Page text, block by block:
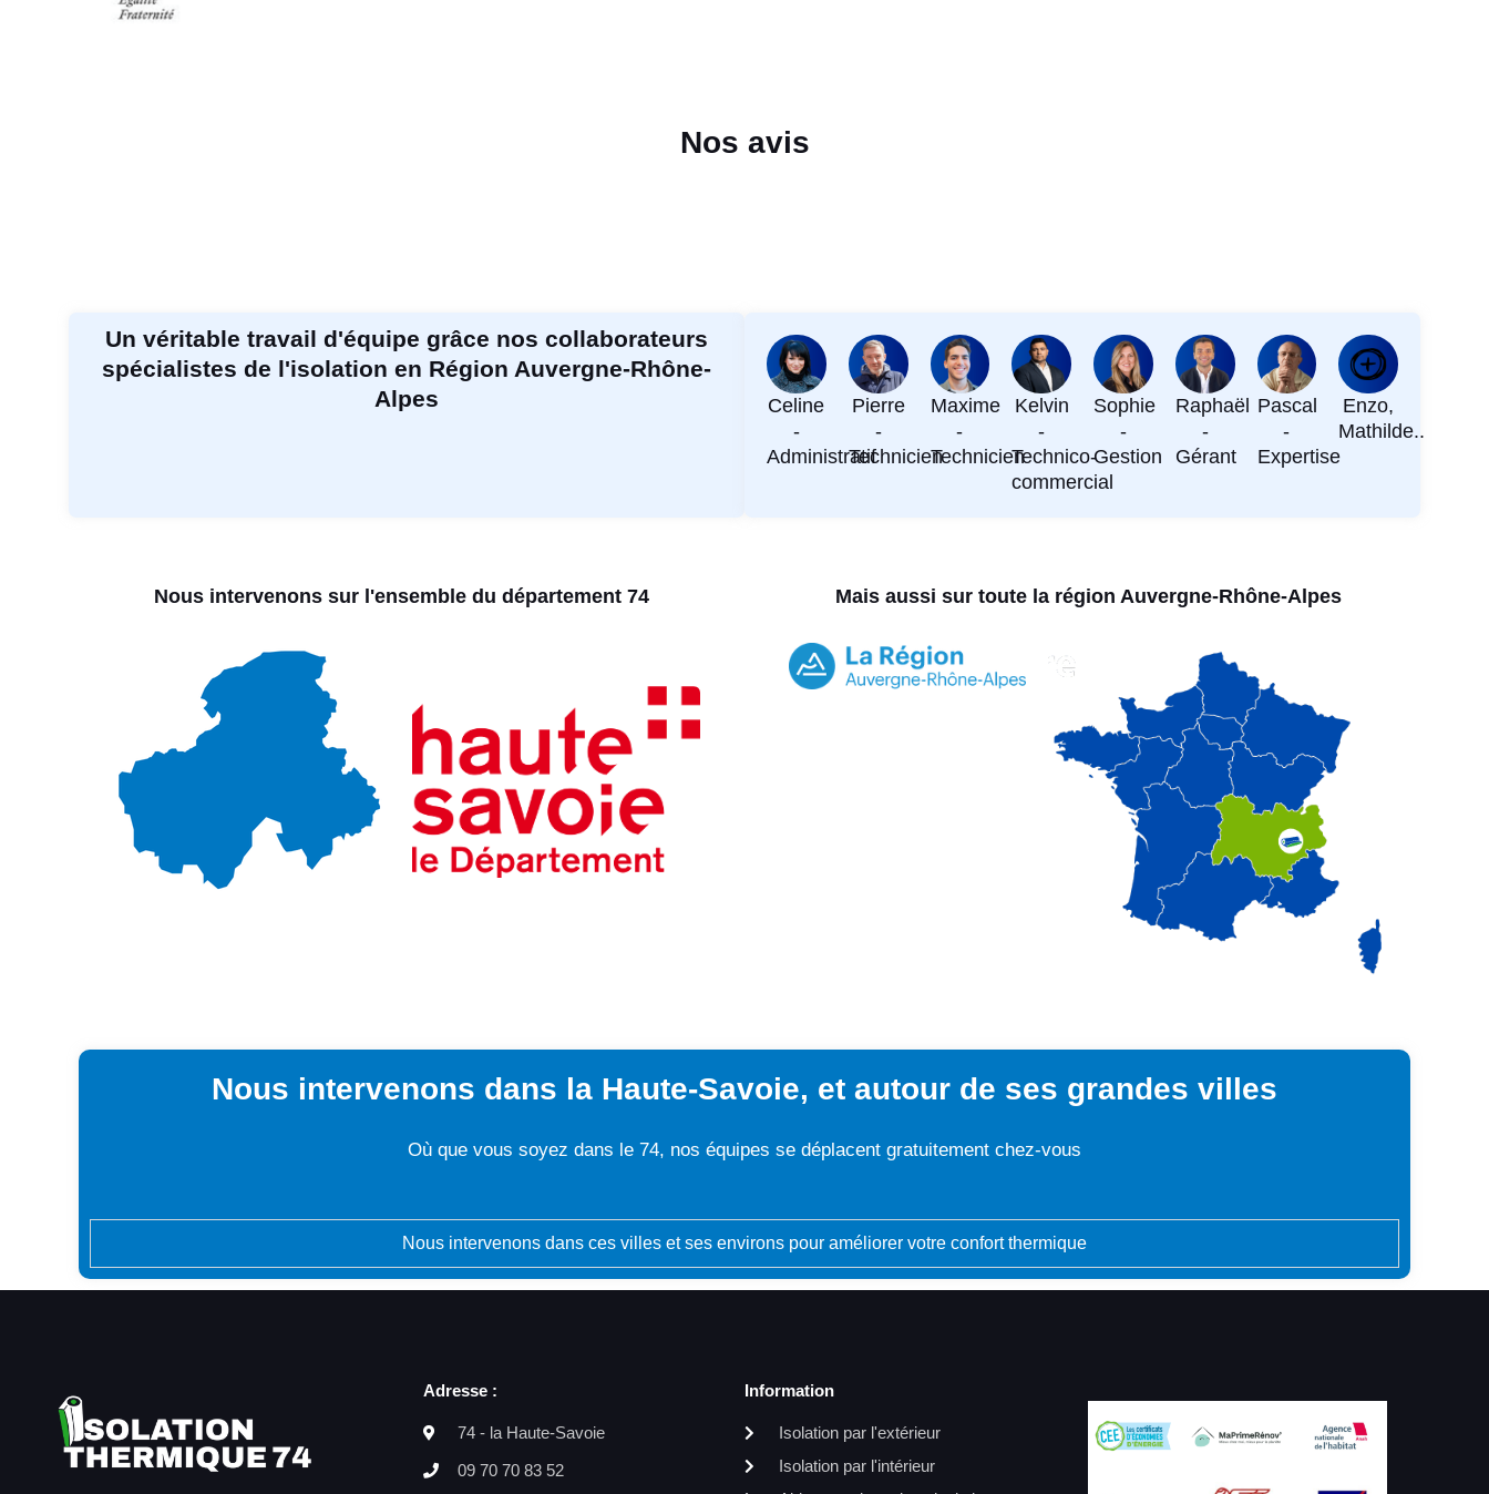
Nos avis
Un véritable travail d'équipe grâce nos collaborateurs
spécialistes de l'isolation en Région Auvergne-Rhône-
Alpes
Celine
-
Administratif
Pierre
-
Technicien
Maxime
-
Technicien
Kelvin
-
Technico-
commercial
Sophie
-
Gestion
Raphaël
-
Gérant
Pascal
-
Expertise
Enzo,
Mathilde..
Nous intervenons sur l'ensemble du département 74 Mais aussi sur toute la région Auvergne-Rhône-Alpes
Nous intervenons dans la Haute-Savoie, et autour de ses grandes villes
Où que vous soyez dans le 74, nos équipes se déplacent gratuitement chez-vous
Nous intervenons dans ces villes et ses environs pour améliorer votre confort thermique
Adresse :
74 - la Haute-Savoie
09 70 70 83 52
Information
Isolation par l'extérieur
Isolation par l'intérieur